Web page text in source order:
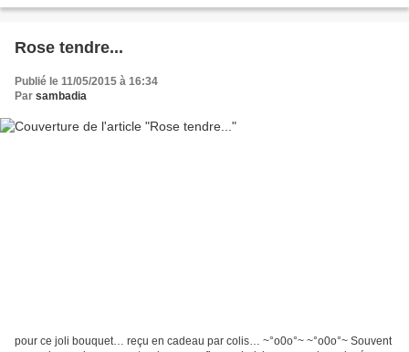
Rose tendre...
Publié le 11/05/2015 à 16:34
Par sambadia
pour ce joli bouquet… reçu en cadeau par colis… ~°o0o°~ ~°o0o°~ Souvent